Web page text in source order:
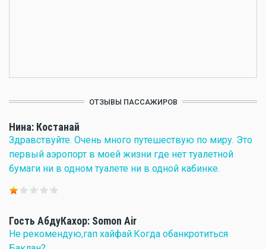
ОТЗЫВЫ ПАССАЖИРОВ
Нина: Костанай
Здравствуйте. Очень много путешествую по миру. Это
первый аэропорт в моей жизни где нет туалетной
бумаги ни в одном туалете ни в одной кабинке.
Гость АбдуКахор: Somon Air
Не рекомендую,гап хайфай.Когда обанкротиться